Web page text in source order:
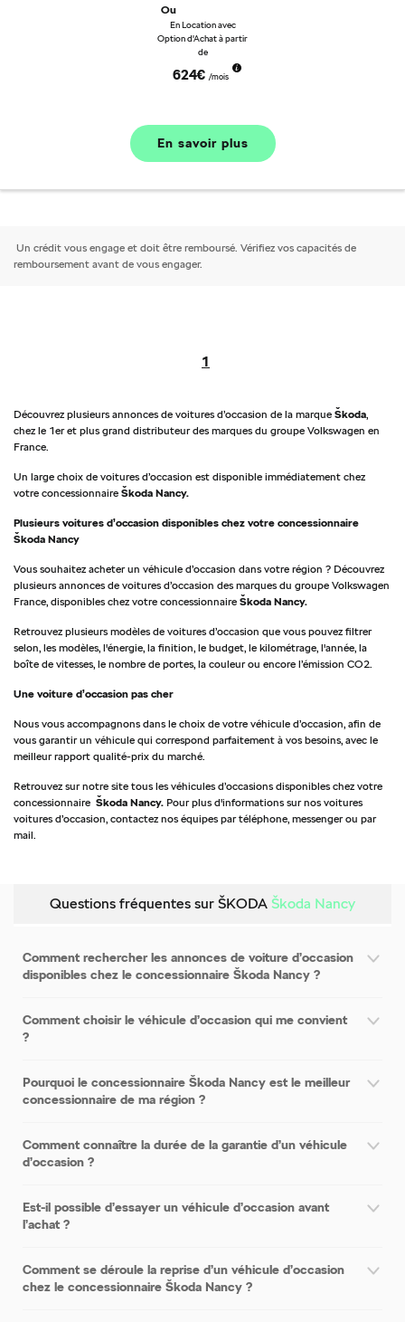
Ou
En Location avec
Option d'Achat à partir
de
624€ /mois
En savoir plus
Un crédit vous engage et doit être remboursé. Vérifiez vos capacités de
remboursement avant de vous engager.
1
Découvrez plusieurs annonces de voitures d’occasion de la marque Škoda,
chez le 1er et plus grand distributeur des marques du groupe Volkswagen en
France.
Un large choix de voitures d’occasion est disponible immédiatement chez
votre concessionnaire Škoda Nancy.
Plusieurs voitures d’occasion disponibles chez votre concessionnaire
Škoda Nancy
Vous souhaitez acheter un véhicule d’occasion dans votre région ? Découvrez
plusieurs annonces de voitures d’occasion des marques du groupe Volkswagen
France, disponibles chez votre concessionnaire Škoda Nancy.
Retrouvez plusieurs modèles de voitures d’occasion que vous pouvez filtrer
selon, les modèles, l'énergie, la finition, le budget, le kilométrage, l'année, la
boîte de vitesses, le nombre de portes, la couleur ou encore l’émission CO2.
Une voiture d’occasion pas cher
Nous vous accompagnons dans le choix de votre véhicule d’occasion, afin de
vous garantir un véhicule qui correspond parfaitement à vos besoins, avec le
meilleur rapport qualité-prix du marché.
Retrouvez sur notre site tous les véhicules d’occasions disponibles chez votre
concessionnaire Škoda Nancy. Pour plus d'informations sur nos voitures
voitures d’occasion, contactez nos équipes par téléphone, messenger ou par
mail.
Questions fréquentes sur ŠKODA Škoda Nancy
Comment rechercher les annonces de voiture d’occasion
disponibles chez le concessionnaire Škoda Nancy ?
Comment choisir le véhicule d’occasion qui me convient
?
Pourquoi le concessionnaire Škoda Nancy est le meilleur
concessionnaire de ma région ?
Comment connaître la durée de la garantie d’un véhicule
d’occasion ?
Est-il possible d’essayer un véhicule d’occasion avant
l’achat ?
Comment se déroule la reprise d’un véhicule d’occasion
chez le concessionnaire Škoda Nancy ?